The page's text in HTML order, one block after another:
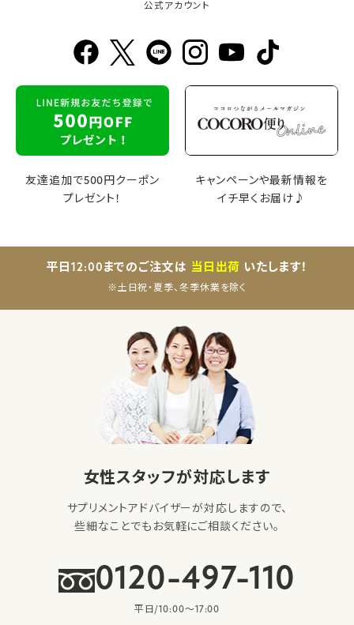
公式アカウント
友達追加で500円クーポン
プレゼント！
キャンペーンや最新情報を
イチ早くお届け♪
平日12:00までのご注文は 当日出荷 いたします！
※土日祝・夏季、冬季休業を除く
女性スタッフが対応します
サプリメントアドバイザーが対応しますので、
些細なことでもお気軽にご相談ください。
0120-497-110
平日/10:00〜17:00